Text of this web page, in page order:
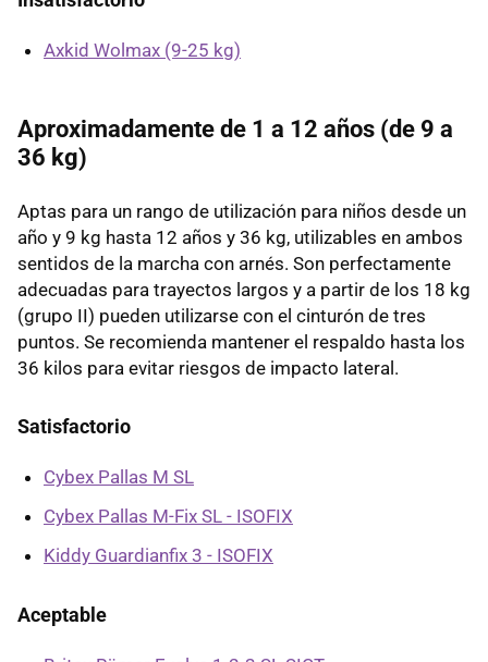
Axkid Wolmax (9-25 kg)
Aproximadamente de 1 a 12 años (de 9 a
36 kg)
Aptas para un rango de utilización para niños desde un
año y 9 kg hasta 12 años y 36 kg, utilizables en ambos
sentidos de la marcha con arnés. Son perfectamente
adecuadas para trayectos largos y a partir de los 18 kg
(grupo II) pueden utilizarse con el cinturón de tres
puntos. Se recomienda mantener el respaldo hasta los
36 kilos para evitar riesgos de impacto lateral.
Satisfactorio
Cybex Pallas M SL
Cybex Pallas M-Fix SL - ISOFIX
Kiddy Guardianfix 3 - ISOFIX
Aceptable